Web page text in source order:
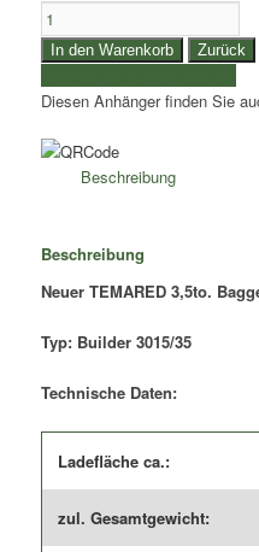
3,5to.
TEMARED
Baggertransporter
|
Kasteninnenmaße
3,00x1,50m
|
Menge
In den Warenkorb Zurück
Diesen Anhänger finden Sie
Beschreibung
Beschreibung
Neuer TEMARED 3,5to.
Typ: Builder 3015/35
Technische Daten:
Ladefläche ca.:
zul. Gesamtgewicht: